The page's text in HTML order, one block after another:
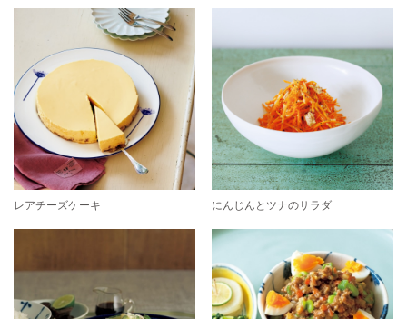
レアチーズケーキ にんじんとツナのサラダ